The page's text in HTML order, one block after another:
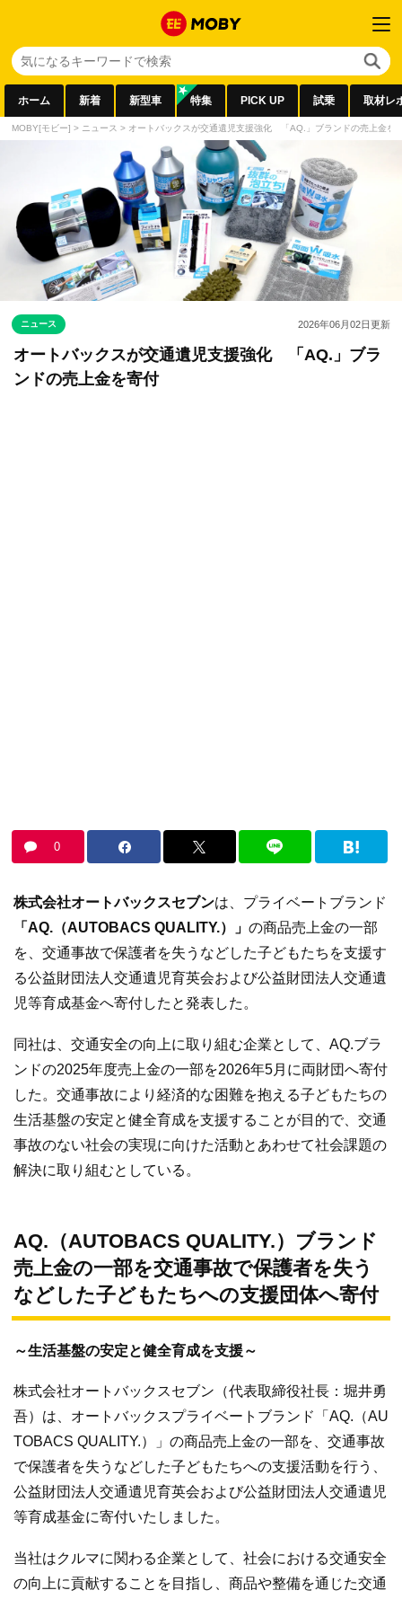
ホーム 新着 新型車 特集 PICK UP 試乗 取材レ
MOBY[モビー] > ニュース > オートバックスが交通遺児支援強化 「AQ.」ブランドの売上金を
ニュース 2026年06月02日更新
オートバックスが交通遺児支援強化 「AQ.」ブラ
ンドの売上金を寄付
0
株式会社オートバックスセブンは、プライベートブランド
「AQ.（AUTOBACS QUALITY.）」 の商品売上金の一部
を、交通事故で保護者を失うなどした子どもたちを支援す
る公益財団法人交通遺児育英会および公益財団法人交通遺
児等育成基金へ寄付したと発表した。
同社は、交通安全の向上に取り組む企業として、AQ.ブラ
ンドの2025年度売上金の一部を2026年5月に両財団へ寄付
した。交通事故により経済的な困難を抱える子どもたちの
生活基盤の安定と健全育成を支援することが目的で、交通
事故のない社会の実現に向けた活動とあわせて社会課題の
解決に取り組むとしている。
AQ.（AUTOBACS QUALITY.）ブランド
売上金の一部を交通事故で保護者を失う
などした子どもたちへの支援団体へ寄付
～生活基盤の安定と健全育成を支援～
株式会社オートバックスセブン（代表取締役社長：堀井勇
吾）は、オートバックスプライベートブランド「AQ.（AU
TOBACS QUALITY.）」の商品売上金の一部を、交通事故
で保護者を失うなどした子どもたちへの支援活動を行う、
公益財団法人交通遺児育英会および公益財団法人交通遺児
等育成基金に寄付いたしました。
当社はクルマに関わる企業として、社会における交通安全
の向上に貢献することを目指し、商品や整備を通じた交通